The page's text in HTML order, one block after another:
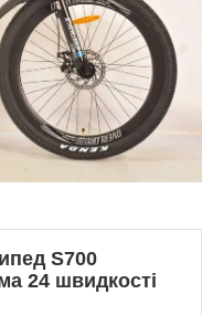
S700
24 швидкості